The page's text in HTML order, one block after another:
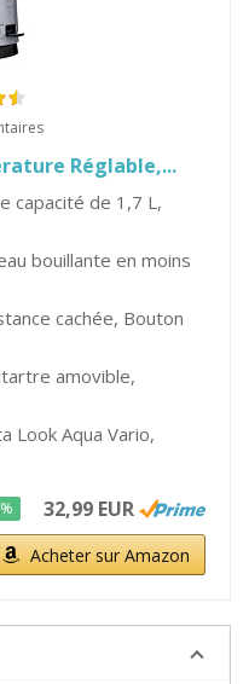
Réglable,...
capacité de 1,7 L,
bouillante en moins
cachée, Bouton
amovible,
Look Aqua Vario,
32,99 EUR
Acheter sur Amazon